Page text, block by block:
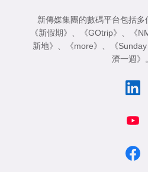
新傳媒集團的數碼平台包括
《新假期》
《GOtrip》 《
新地》
《more》 《
濟一週》
。